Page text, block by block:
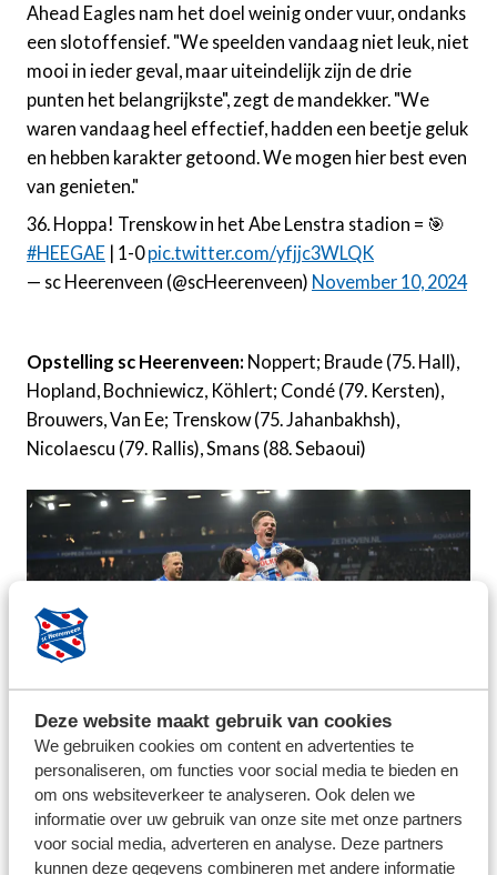
Deze website maakt gebruik van cookies
We gebruiken cookies om content en advertenties te
personaliseren, om functies voor social media te bieden en
om ons websiteverkeer te analyseren. Ook delen we
informatie over uw gebruik van onze site met onze partners
voor social media, adverteren en analyse. Deze partners
kunnen deze gegevens combineren met andere informatie
Ahead Eagles nam het doel weinig onder vuur, ondanks
een slotoffensief. "We speelden vandaag niet leuk, niet
mooi in ieder geval, maar uiteindelijk zijn de drie
punten het belangrijkste", zegt de mandekker. "We
waren vandaag heel effectief, hadden een beetje geluk
en hebben karakter getoond. We mogen hier best even
van genieten."
36. Hoppa! Trenskow in het Abe Lenstra stadion = 🎯
#HEEGAE | 1-0pic.twitter.com/yfjjc3WLQK
— sc Heerenveen (@scHeerenveen) November 10, 2024
Opstelling sc Heerenveen: Noppert; Braude (75. Hall),
Hopland, Bochniewicz, Köhlert; Condé (79. Kersten),
Brouwers, Van Ee; Trenskow (75. Jahanbakhsh),
Nicolaescu (79. Rallis), Smans (88. Sebaoui)